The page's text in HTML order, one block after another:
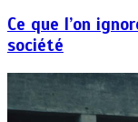
Ce que l’on
société